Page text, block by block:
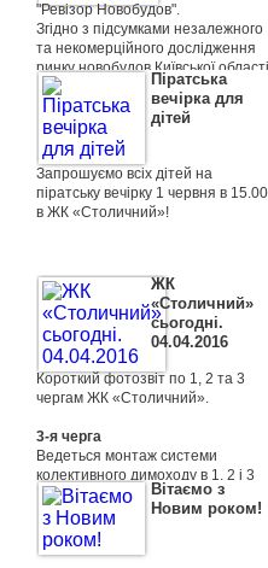
"Ревізор Новобудов".
Згідно з підсумками незалежного
та некомерційного дослідження
ринку новобудов Київської області
«Ревізор новобудов», ЖК
«Столичний» визнаний кращим
об'єктом в номінації "Зручність
життя" у вищому ціновому
сегменті, "Фінансові умови" у
вищому ціновому сегменті, а також
отрим ГРАН-ПРІ!
житлових комплексів, які
знаходяться на стадії будівництва
або введені в експлуатацію з 2015
року.
Піратська
вечірка для
дітей
Запрошуємо всіх дітей на
піратську вечірку 1 червня в 15.00
в ЖК «Столичний»!
ЖК
«Столичний»
сьогоднi.
04.04.2016
Короткий фотозвіт по 1, 2 та 3
чергам ЖК «Столичний».
3-я черга
Ведеться монтаж системи
колективного димоходу в 1, 2 і 3
секціях. Проводиться монтаж
ліфтів в 3-4 секціях. Триває кладка
стін і перегородок. Йдуть роботи з
утеплення покрівлі 4 секції. Йде
Вiтаємо з
Новим роком!